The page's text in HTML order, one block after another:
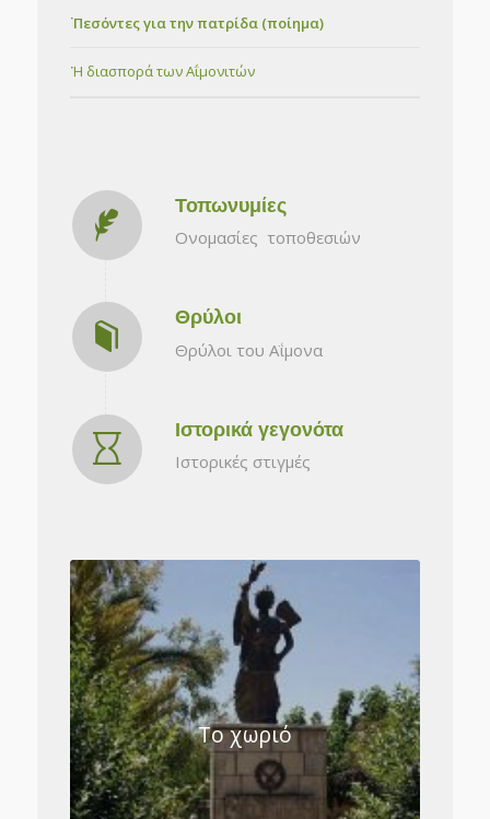
Πεσόντες για την πατρίδα (ποίημα)
Η διασπορά των Αΐμονιτών
Τοπωνυμίες
Ονομασίες τοποθεσιών
Θρύλοι
Θρύλοι του Αΐμονα
Ιστορικά γεγονότα
Ιστορικές στιγμές
Το χωριό